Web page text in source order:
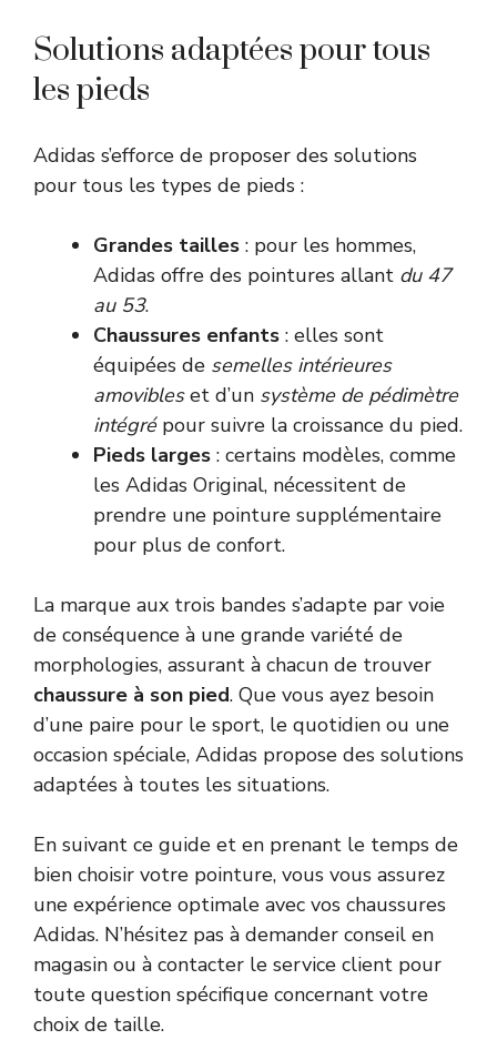
Solutions adaptées pour tous
les pieds
Adidas s’efforce de proposer des solutions
pour tous les types de pieds :
Grandes tailles : pour les hommes,
Adidas offre des pointures allant du 47
au 53.
Chaussures enfants : elles sont
équipées de semelles intérieures
amovibleset d’un système de pédimètre
intégrépour suivre la croissance du pied.
Pieds larges : certains modèles, comme
les Adidas Original, nécessitent de
prendre une pointure supplémentaire
pour plus de confort.
La marque aux trois bandes s’adapte par voie
de conséquence à une grande variété de
morphologies, assurant à chacun de trouver
chaussure à son pied. Que vous ayez besoin
d’une paire pour le sport, le quotidien ou une
occasion spéciale, Adidas propose des solutions
adaptées à toutes les situations.
En suivant ce guide et en prenant le temps de
bien choisir votre pointure, vous vous assurez
une expérience optimale avec vos chaussures
Adidas. N’hésitez pas à demander conseil en
magasin ou à contacter le service client pour
toute question spécifique concernant votre
choix de taille.